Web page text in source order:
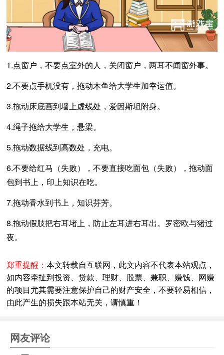
1.点窗户，不要点室外的人，关闭窗户，两耳不闻窗外事。
2.不要点手机没有，拖动木鱼给大学生加幸运值。
3.拖动床底画到墙上虚线处，爱因斯坦附身。
4.绳子拖给大学生，悬梁。
5.拖动数据线到高数处，充电。
6.不要给红马（失败），不要直接吃面包（失败），拖动面
包到书上，印上知识在吃。
7.拖动香水到书上，知识芬芳。
8.拖动假肢把右耳堵上，防止左耳进右耳出。罗密欧与猪过
夜。
郑重提醒： 本文转载自互联网，此文内容不代表本站观点，
如内容牵扯到投资、贷款、理财、股票、兼职、赚钱、网赚
的项目尤其需要注意保护自己的财产安全，不要轻易相信，
由此产生的损失跟本站无关，请慎重！
网友评论